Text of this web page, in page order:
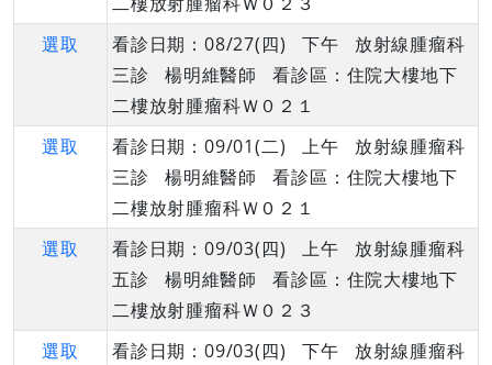
選取
看診日期：08/27(四) 下午 放射線腫瘤科
三診 楊明維醫師 看診區：住院大樓地下
二樓放射腫瘤科Ｗ０２１
選取
看診日期：09/01(二) 上午 放射線腫瘤科
三診 楊明維醫師 看診區：住院大樓地下
二樓放射腫瘤科Ｗ０２１
選取
看診日期：09/03(四) 上午 放射線腫瘤科
五診 楊明維醫師 看診區：住院大樓地下
二樓放射腫瘤科Ｗ０２３
選取
看診日期：09/03(四) 下午 放射線腫瘤科